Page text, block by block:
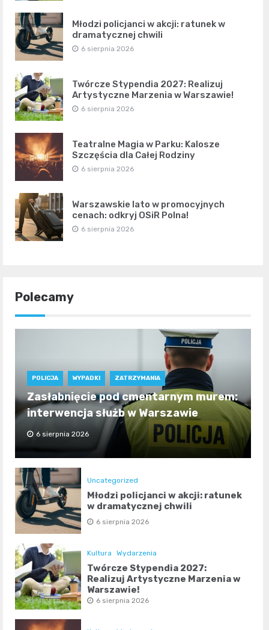
Młodzi policjanci w akcji: ratunek w
dramatycznej chwili
6 sierpnia 2026
Twórcze Stypendia 2027: Realizuj
Artystyczne Marzenia w Warszawie!
6 sierpnia 2026
Teatralne Magia w Parku: Kalosze
Szczęścia dla Całej Rodziny
6 sierpnia 2026
Warszawskie lato w promocyjnych
cenach: odkryj OSiR Polna!
6 sierpnia 2026
Polecamy
POLICJA WYPADKI ZATRZYMANIA
Zasłabnięcie pod cmentarnym murem:
interwencja służb w Warszawie
6 sierpnia 2026
Uncategorized
Młodzi policjanci w akcji: ratunek
w dramatycznej chwili
6 sierpnia 2026
Kultura Wydarzenia
Twórcze Stypendia 2027:
Realizuj Artystyczne Marzenia w
Warszawie!
6 sierpnia 2026